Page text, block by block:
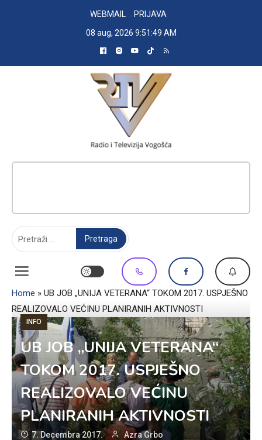
WEBMAIL
PRIJAVA
08 aug, 2026 9:51:50 AM
Home » UB JOB „UNIJA VETERANA“ TOKOM 2017. USPJEŠNO
REALIZOVALO VEĆINU PLANIRANIH AKTIVNOSTI
INFO
UB JOB „UNIJA VETERANA“
TOKOM 2017. USPJEŠNO
REALIZOVALO VEĆINU
PLANIRANIH AKTIVNOSTI
7. Decembra 2017. Azra Grbo